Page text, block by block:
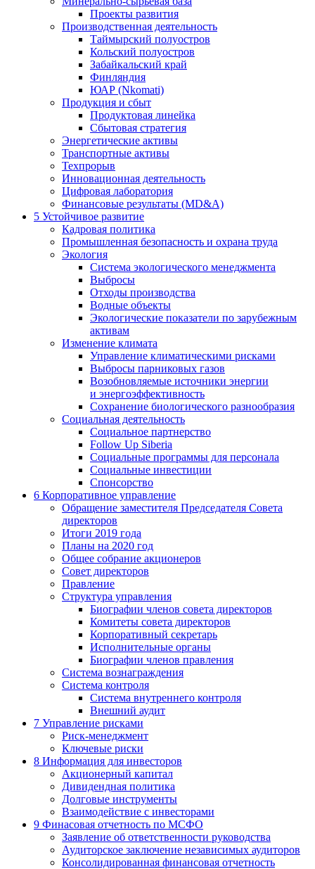
Проекты развития
Производственная деятельность
Таймырский полуостров
Кольский полуостров
Забайкальский край
Финляндия
ЮАР (Nkomati)
Продукция и сбыт
Продуктовая линейка
Сбытовая стратегия
Энергетические активы
Транспортные активы
Техпрорыв
Инновационная деятельность
Цифровая лаборатория
Финансовые результаты (MD&A)
5 Устойчивое развитие
Кадровая политика
Промышленная безопасность и охрана труда
Экология
Система экологического менеджмента
Выбросы
Отходы производства
Водные объекты
Экологические показатели по зарубежным
активам
Изменение климата
Управление климатическими рисками
Выбросы парниковых газов
Возобновляемые источники энергии
и энергоэффективность
Сохранение биологического разнообразия
Социальная деятельность
Социальное партнерство
Follow Up Siberia
Социальные программы для персонала
Социальные инвестиции
Спонсорство
6 Корпоративное управление
Обращение заместителя Председателя Совета
директоров
Итоги 2019 года
Планы на 2020 год
Общее собрание акционеров
Совет директоров
Правление
Структура управления
Биографии членов совета директоров
Комитеты совета директоров
Корпоративный секретарь
Исполнительные органы
Биографии членов правления
Система вознаграждения
Система контроля
Система внутреннего контроля
Внешний аудит
7 Управление рисками
Риск-менеджмент
Ключевые риски
8 Информация для инвесторов
Акционерный капитал
Дивидендная политика
Долговые инструменты
Взаимодействие с инвеcторами
9 Финасовая отчетность по МСФО
Заявление об ответственности руководства
Аудиторское заключение независимых аудиторов
Консолидированная финансовая отчетность